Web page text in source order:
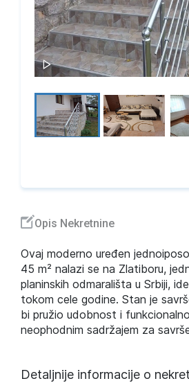
Opis Nekretnine
Ovaj moderno uređen
45 m² nalazi se na Zlatiboru,
planinskih odmarališta u Srbiji,
tokom cele godine. Stan je
bi pružio udobnost i
neophodnim sadržajem za
Detaljnije informacije o